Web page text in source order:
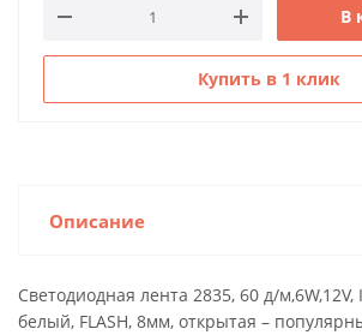
В
Купить в 1 клик
Описание
Светодиодная лента 2835, 60 д/м,6W,12V,
белый, FLASH, 8мм, открытая –